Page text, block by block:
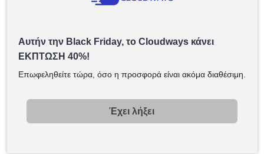
Αυτήν την Black Friday, το Cloudways κάνει
ΕΚΠΤΩΣΗ 40%!
Επωφεληθείτε τώρα, όσο η προσφορά είναι ακόμα διαθέσιμη.
Έχει λήξει